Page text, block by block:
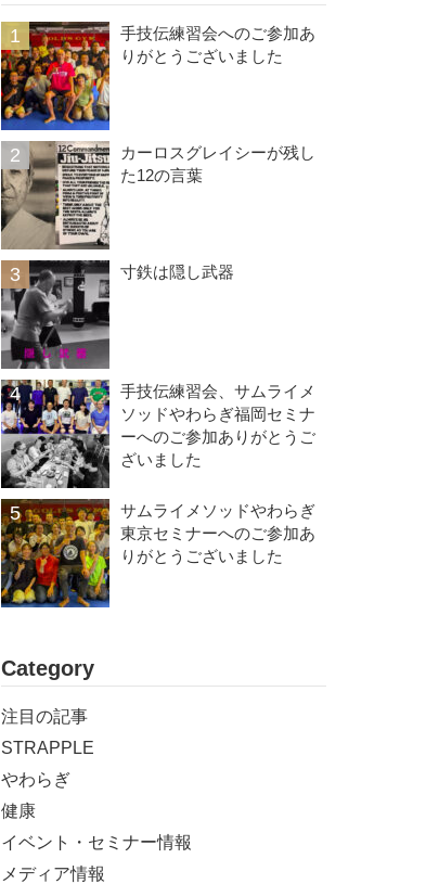
手技伝練習会へのご参加あ
りがとうございました
カーロスグレイシーが残し
た12の言葉
寸鉄は隠し武器
手技伝練習会、サムライメ
ソッドやわらぎ福岡セミナ
ーへのご参加ありがとうご
ざいました
サムライメソッドやわらぎ
東京セミナーへのご参加あ
りがとうございました
Category
注目の記事
STRAPPLE
やわらぎ
健康
イベント・セミナー情報
メディア情報